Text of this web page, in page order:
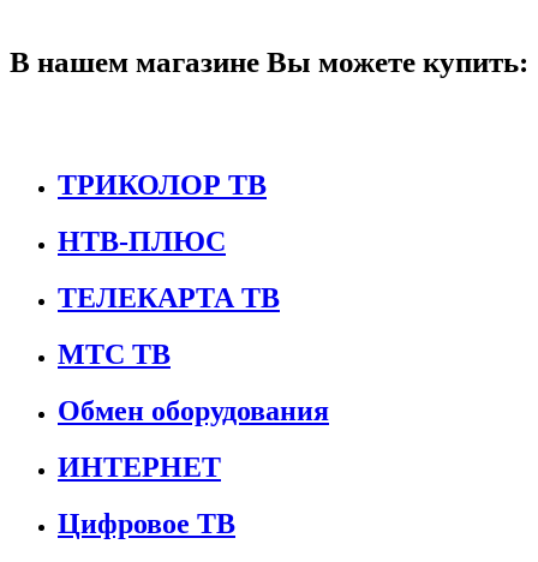
В нашем магазине Вы можете купить:
ТРИКОЛОР ТВ
НТВ-ПЛЮС
ТЕЛЕКАРТА ТВ
МТС ТВ
Обмен оборудования
ИНТЕРНЕТ
Цифровое ТВ